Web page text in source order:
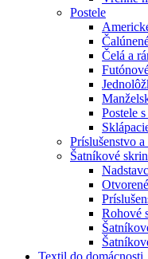
Postele
Čelá a
Postele
Príslušenstvo
Šatníkové
Rohové
Textil do domácnosti